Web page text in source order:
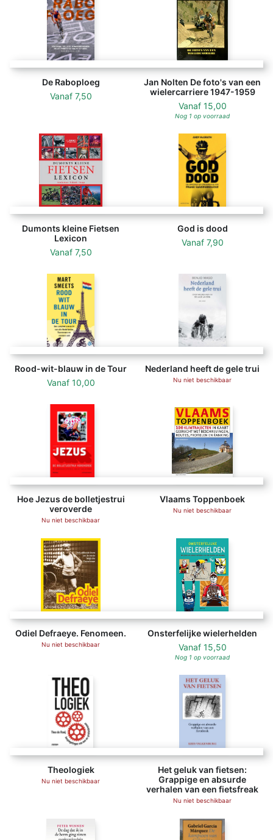
De Raboploeg
Vanaf 7,50
Jan Nolten De foto's van een
wielercarriere 1947-1959
Vanaf 15,00
Nog 1 op voorraad
Dumonts kleine Fietsen
Lexicon
Vanaf 7,50
God is dood
Vanaf 7,90
Rood-wit-blauw in de Tour
Vanaf 10,00
Nederland heeft de gele trui
Nu niet beschikbaar
Hoe Jezus de bolletjestrui
veroverde
Nu niet beschikbaar
Vlaams Toppenboek
Nu niet beschikbaar
Odiel Defraeye. Fenomeen.
Nu niet beschikbaar
Onsterfelijke wielerhelden
Vanaf 15,50
Nog 1 op voorraad
Theologiek
Nu niet beschikbaar
Het geluk van fietsen:
Grappige en absurde
verhalen van een fietsfreak
Nu niet beschikbaar